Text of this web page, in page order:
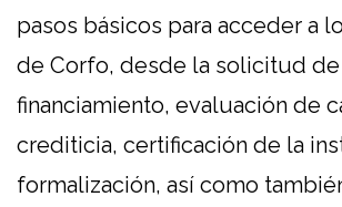
pasos básicos para acceder a
de Corfo, desde la solicitud de
financiamiento, evaluación de
crediticia, certificación de la
formalización, así como